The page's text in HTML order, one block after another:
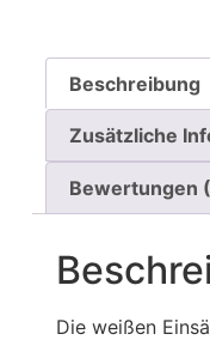
Beschreibung
Zusätzliche
Bewertungen
Die weißen